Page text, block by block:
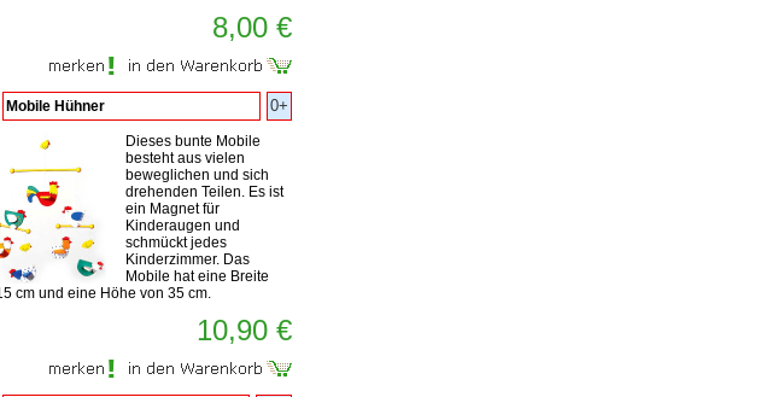
8,00 €
Mobile Hühner 0+
Dieses bunte Mobile
besteht aus vielen
beweglichen und sich
drehenden Teilen. Es ist
ein Magnet für
Kinderaugen und
schmückt jedes
Kinderzimmer. Das
Mobile hat eine Breite
cm und eine Höhe von 35 cm.
10,90 €